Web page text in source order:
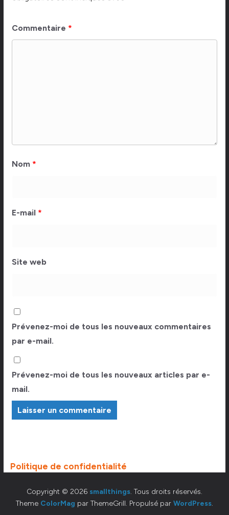
Commentaire *
Nom *
E-mail *
Site web
Prévenez-moi de tous les nouveaux commentaires
par e-mail.
Prévenez-moi de tous les nouveaux articles par e-
mail.
Politique de confidentialité
Copyright © 2026 smallthings. Tous droits réservés.
Theme ColorMag par ThemeGrill. Propulsé par WordPress.